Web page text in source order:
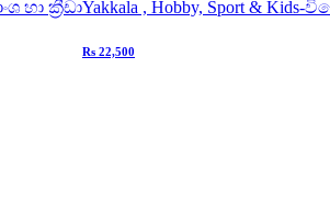
හා ක්‍රීඩාYakkala , Hobby, Sport & Kids-
Rs 22,500